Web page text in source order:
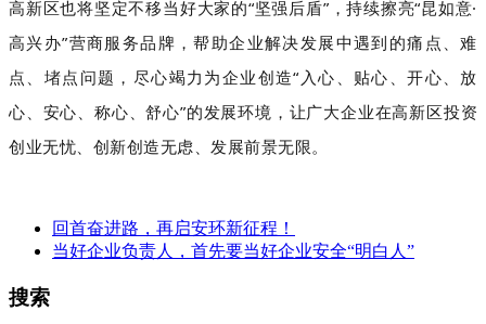
高新区也将坚定不移当好大家的“坚强后盾”，持续擦亮“昆如意·
高兴办”营商服务品牌，帮助企业解决发展中遇到的痛点、难
点、堵点问题，尽心竭力为企业创造“入心、贴心、开心、放
心、安心、称心、舒心”的发展环境，让广大企业在高新区投资
创业无忧、创新创造无虑、发展前景无限。
回首奋进路，再启安环新征程！
当好企业负责人，首先要当好企业安全“明白人”
搜索